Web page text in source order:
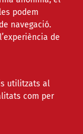
podem
navegació.
de
utilitzats al
com per
pla